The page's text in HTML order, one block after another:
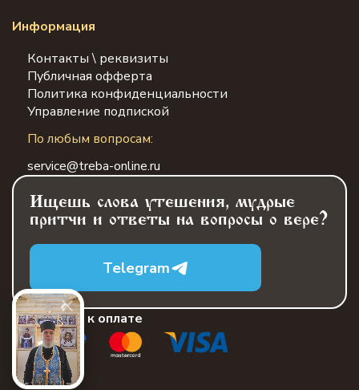
Информация
Контакты \ реквизиты
Публичная офферта
Политика конфиденциальности
Управление подпиской
По любым вопросам:
service@treba-online.ru
Ищешь слова утешения, мудрые
притчи и ответы на вопросы о вере?
Telegram
Принимаем к оплате